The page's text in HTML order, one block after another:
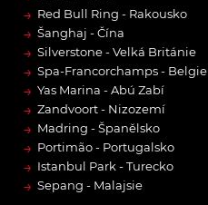
→ Red Bull Ring - Rakousko
→ Šanghaj - Čína
→ Silverstone - Velká Británie
→ Spa-Francorchamps - Belgie
→ Yas Marina - Abú Zabí
→ Zandvoort - Nizozemí
→ Madring - Španělsko
→ Portimão - Portugalsko
→ Istanbul Park - Turecko
→ Sepang - Malajsie